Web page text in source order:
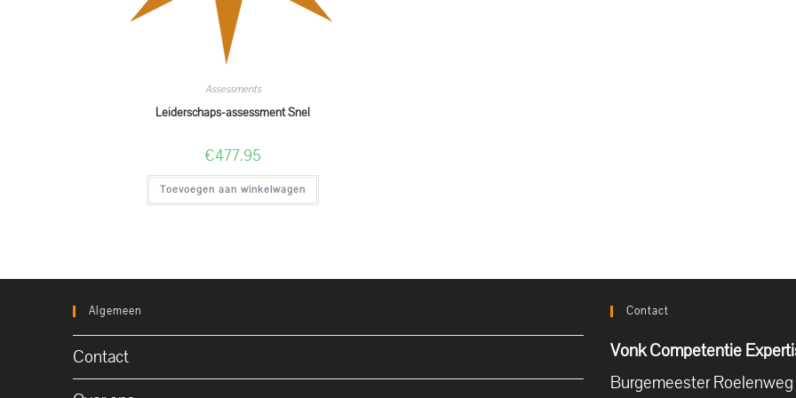
Assessments
Leiderschaps-assessment Snel
€477.95
Toevoegen aan winkelwagen
Algemeen
Contact
Contact
Vonk Competentie
Burgemeester Roelenweg